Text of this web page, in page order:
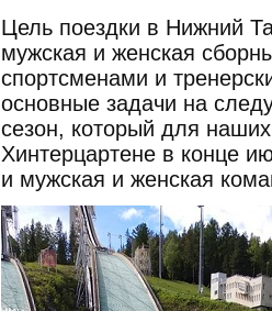
Цель поездки в Нижний
мужская и женская
спортсменами и
основные задачи на
сезон, который для
Хинтерцартене в конце
и мужская и женская